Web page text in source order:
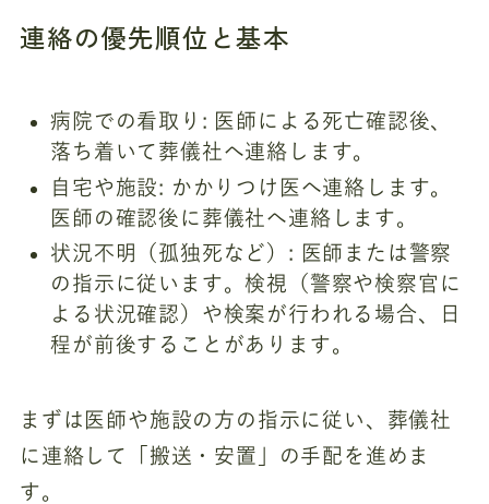
連絡の優先順位と基本
病院での看取り: 医師による死亡確認後、
落ち着いて葬儀社へ連絡します。
自宅や施設: かかりつけ医へ連絡します。
医師の確認後に葬儀社へ連絡します。
状況不明（孤独死など）: 医師または警察
の指示に従います。検視（警察や検察官に
よる状況確認）や検案が行われる場合、日
程が前後することがあります。
まずは医師や施設の方の指示に従い、葬儀社
に連絡して「搬送・安置」の手配を進めま
す。